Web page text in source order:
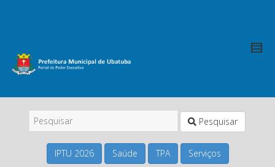
Pesquisar
IPTU 2026 Saúde TPA Serviços